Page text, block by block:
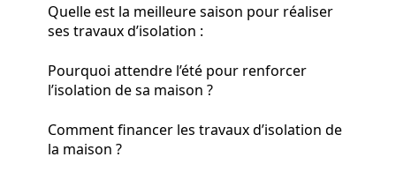
Quelle est la meilleure saison pour réaliser
ses travaux d’isolation :
Pourquoi attendre l’été pour renforcer
l’isolation de sa maison ?
Comment financer les travaux d’isolation de
la maison ?